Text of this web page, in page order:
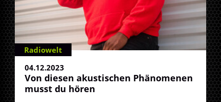
Radiowelt
04.12.2023
Von diesen akustischen Phänomenen
musst du hören